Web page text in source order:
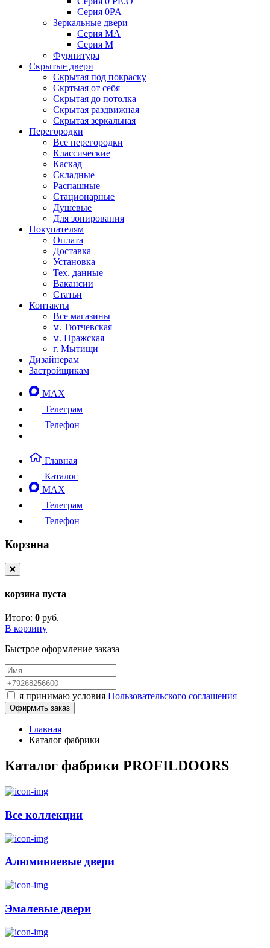
Серия 0PA
Зеркальные двери
Серия MA
Серия M
Фурнитура
Скрытые двери
Скрытая под покраску
Скртыая от себя
Скрытая до потолка
Скрытая раздвижная
Скрытая зеркальная
Перегородки
Все перегородки
Классические
Каскад
Складные
Распашные
Стационарные
Душевые
Для зонирования
Покупателям
Оплата
Доставка
Установка
Тех. данные
Вакансии
Статьи
Контакты
Все магазины
м. Тютчевская
м. Пражская
г. Мытищи
Дизайнерам
Застройщикам
MAX
Телеграм
Телефон
Главная
Каталог
MAX
Телеграм
Телефон
Корзина
❌
корзина пуста
Итого: 0 руб.
В корзину
Быстрое оформление заказа
я принимаю условия Пользовательского соглашения
Офирмить заказ
Главная
Каталог фабрики
Каталог фабрики PROFILDOORS
Все коллекции
Алюминиевые двери
Эмалевые двери